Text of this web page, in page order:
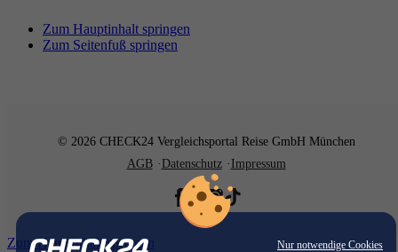
Nur notwendige Cookies
Zum Hauptinhalt springen
Zum Seitenfuß springen
© 2026 CHECK24 Vergleichsportal Reise GmbH München
AGB
Datenschutz Impressum
Zum Hauptinhalt springen